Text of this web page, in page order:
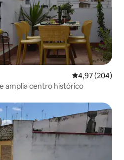
4,97 av 5 i
4,97 (204)
amplia centro histórico